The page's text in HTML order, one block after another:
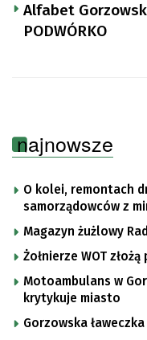
Alfabet Gorzowski
PODWÓRKO
najnowsze
O kolei, remontach
samorządowców z
Magazyn żużlowy
Żołnierze WOT
Motoambulans w
krytykuje miasto
Gorzowska